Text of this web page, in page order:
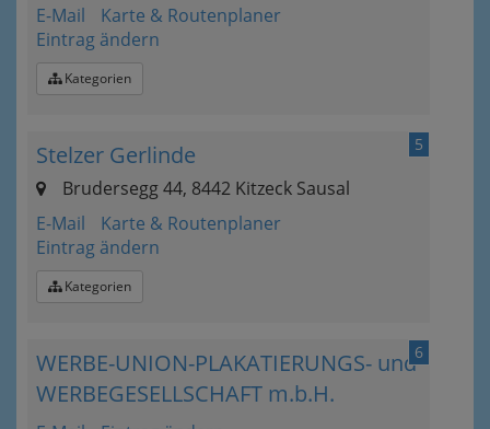
E-Mail
Karte & Routenplaner
Eintrag ändern
Kategorien
5
Stelzer Gerlinde
Brudersegg 44, 8442 Kitzeck Sausal
E-Mail
Karte & Routenplaner
Eintrag ändern
Kategorien
6
WERBE-UNION-PLAKATIERUNGS- und
WERBEGESELLSCHAFT m.b.H.